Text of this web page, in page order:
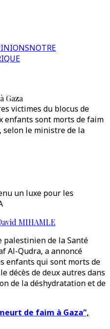
NOTRE
Gaza
victimes du blocus de
enfants sont morts de faim
selon le ministre de la
un luxe pour les
MIHAMLE
de la Santé
Al-Qudra, a annoncé
enfants qui sont morts de
décès de deux autres dans
de la déshydratation et de
de faim à Gaza”,